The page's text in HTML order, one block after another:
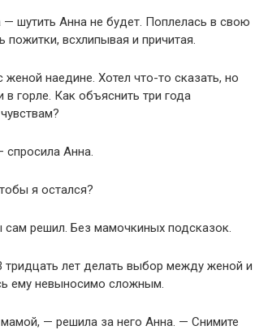
— шутить Анна не будет. Поплелась в свою
пожитки, всхлипывая и причитая.
женой наедине. Хотел что-то сказать, но
в горле. Как объяснить три года
Анна.
я остался?
решил. Без мамочкиных подсказок.
тридцать лет делать выбор между женой и
ему невыносимо сложным.
— решила за него Анна. — Снимите